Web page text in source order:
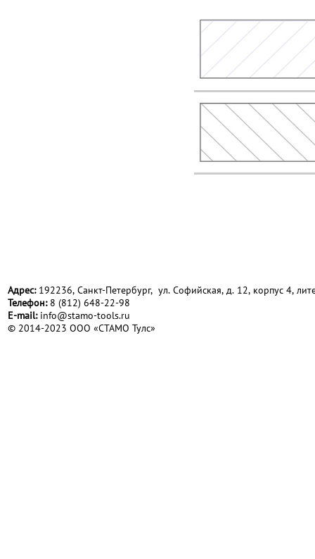
Адрес:192236, Санкт-Петербург, ул. Софийская, д. 12, корпус 4,
Телефон:8 (812) 648-22-98
Е-mail: info@stamo-tools.ru
© 2014-2023 ООО «СТАМО Тулс»